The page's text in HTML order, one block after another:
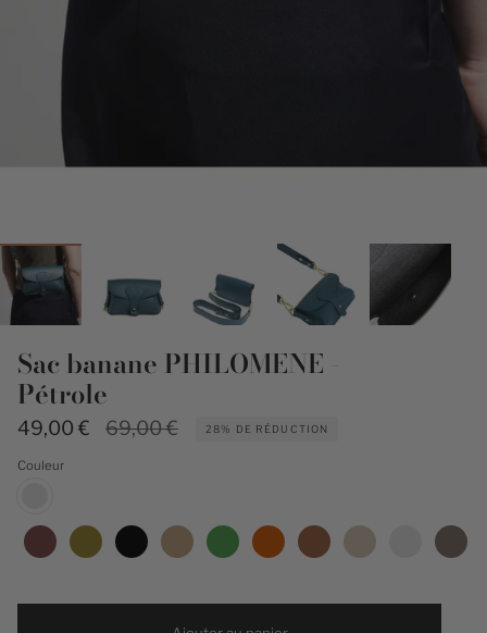
Sac banane PHILOMENE -
Pétrole
49,00 €
Prix
69,00 € 28% DE RÉDUCTION
Couleur